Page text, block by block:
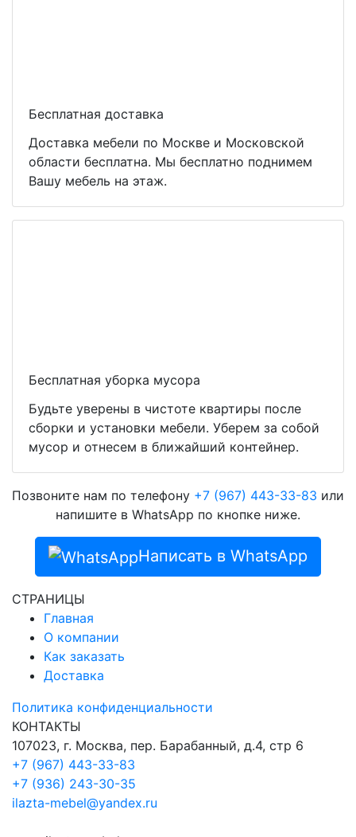
Бесплатная доставка
Доставка мебели по Москве и Московской
области бесплатна. Мы бесплатно поднимем
Вашу мебель на этаж.
Бесплатная уборка мусора
Будьте уверены в чистоте квартиры после
сборки и установки мебели. Уберем за собой
мусор и отнесем в ближайший контейнер.
Позвоните нам по телефону +7 (967) 443-33-83 или
напишите в WhatsApp по кнопке ниже.
Написать в WhatsApp
СТРАНИЦЫ
Главная
О компании
Как заказать
Доставка
Политика конфиденциальности
КОНТАКТЫ
107023, г. Москва, пер. Барабанный, д.4, стр 6
+7 (967) 443-33-83
+7 (936) 243-30-35
ilazta-mebel@yandex.ru